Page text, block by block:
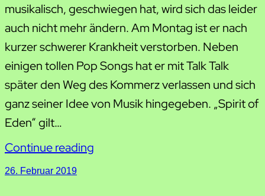
musikalisch, geschwiegen hat, wird sich das leider
auch nicht mehr ändern. Am Montag ist er nach
kurzer schwerer Krankheit verstorben. Neben
einigen tollen Pop Songs hat er mit Talk Talk
später den Weg des Kommerz verlassen und sich
ganz seiner Idee von Musik hingegeben. „Spirit of
Eden“ gilt…
Continue reading
26. Februar 2019